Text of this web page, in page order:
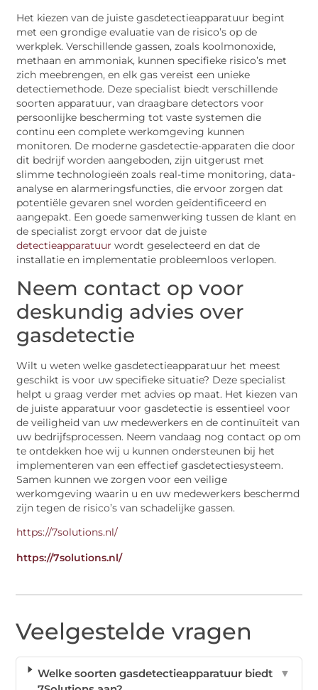
Het kiezen van de juiste gasdetectieapparatuur begint
met een grondige evaluatie van de risico’s op de
werkplek. Verschillende gassen, zoals koolmonoxide,
methaan en ammoniak, kunnen specifieke risico’s met
zich meebrengen, en elk gas vereist een unieke
detectiemethode. Deze specialist biedt verschillende
soorten apparatuur, van draagbare detectors voor
persoonlijke bescherming tot vaste systemen die
continu een complete werkomgeving kunnen
monitoren. De moderne gasdetectie-apparaten die door
dit bedrijf worden aangeboden, zijn uitgerust met
slimme technologieën zoals real-time monitoring, data-
analyse en alarmeringsfuncties, die ervoor zorgen dat
potentiële gevaren snel worden geïdentificeerd en
aangepakt. Een goede samenwerking tussen de klant en
de specialist zorgt ervoor dat de juiste
detectieapparatuur wordt geselecteerd en dat de
installatie en implementatie probleemloos verlopen.
Neem contact op voor
deskundig advies over
gasdetectie
Wilt u weten welke gasdetectieapparatuur het meest
geschikt is voor uw specifieke situatie? Deze specialist
helpt u graag verder met advies op maat. Het kiezen van
de juiste apparatuur voor gasdetectie is essentieel voor
de veiligheid van uw medewerkers en de continuïteit van
uw bedrijfsprocessen. Neem vandaag nog contact op om
te ontdekken hoe wij u kunnen ondersteunen bij het
implementeren van een effectief gasdetectiesysteem.
Samen kunnen we zorgen voor een veilige
werkomgeving waarin u en uw medewerkers beschermd
zijn tegen de risico’s van schadelijke gassen.
https://7solutions.nl/
https://7solutions.nl/
Veelgestelde vragen
Welke soorten gasdetectieapparatuur biedt
▼